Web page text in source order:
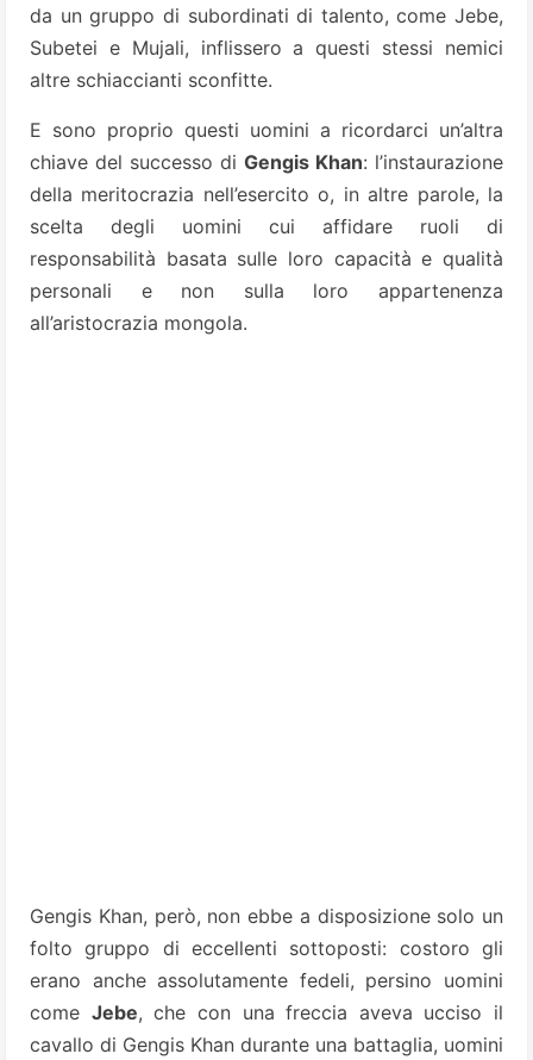
da un gruppo di subordinati di talento, come Jebe,
Subetei e Mujali, inflissero a questi stessi nemici
altre schiaccianti sconfitte.
E sono proprio questi uomini a ricordarci un’altra
chiave del successo di Gengis Khan: l’instaurazione
della meritocrazia nell’esercito o, in altre parole, la
scelta degli uomini cui affidare ruoli di
responsabilità basata sulle loro capacità e qualità
personali e non sulla loro appartenenza
all’aristocrazia mongola.
Gengis Khan, però, non ebbe a disposizione solo un
folto gruppo di eccellenti sottoposti: costoro gli
erano anche assolutamente fedeli, persino uomini
come Jebe, che con una freccia aveva ucciso il
cavallo di Gengis Khan durante una battaglia, uomini